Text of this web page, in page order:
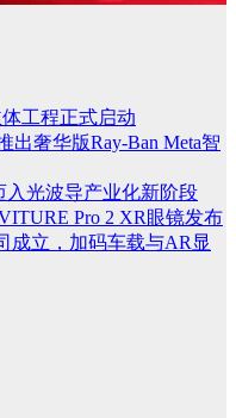
工程正式启动
出奢华版Ray-Ban Meta智
光波导产业化新阶段
Pro 2 XR眼镜发布
成立，加码车载与AR显